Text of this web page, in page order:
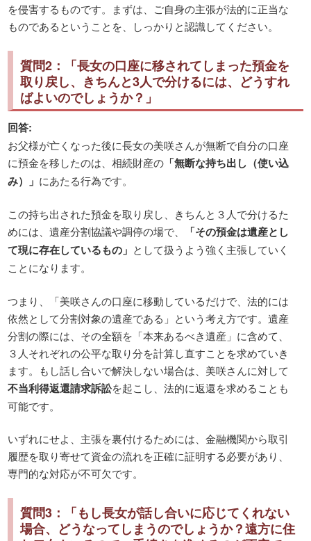
を侵害するものです。まずは、ご自身の主張が法的に正当な
ものであるということを、しっかりと認識してください。
質問2：「長女の口座に移されてしまった預金を
取り戻し、きちんと3人で分けるには、どうすれ
ばよいのでしょうか？」
回答:
お父様が亡くなった後に長女の美咲さんが無断で自分の口座
に預金を移したのは、相続財産の 「無断な持ち出し（使い込
み）」 にあたる行為です。
この持ち出された預金を取り戻し、きちんと３人で分けるた
めには、遺産分割協議や調停の場で、
「その預金は遺産とし
て現に存在しているもの」 として扱うよう強く主張していく
ことになります。
つまり、「美咲さんの口座に移動しているだけで、法的には
依然として分割対象の遺産である」という考え方です。遺産
分割の際には、その全額を「本来あるべき遺産」に含めて、
３人それぞれの公平な取り分を計算し直すことを求めていき
ます。もし話し合いで解決しない場合は、美咲さんに対して
不当利得返還請求訴訟を起こし、法的に返還を求めることも
可能です。
いずれにせよ、主張を裏付けるためには、金融機関から取引
履歴を取り寄せて資金の流れを正確に証明する必要があり、
専門的な対応が不可欠です。
質問3：「もし長女が話し合いに応じてくれない
場合、どうなってしまうのでしょうか？遠方に住